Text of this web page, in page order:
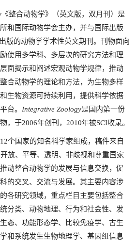
《整合动物学》（英文版，双月刊）是
和国际动物学会主办，并与国际出版
版的动物学学术性英文期刊。刊物面向
使用多学科、多层次的研究方法和理
面揭示和阐述宏观动物学规律，推动
合动物学的理论和方法，为生物多样
生物资源可持续利用，提供科学依据
台。 Integrative Zoology是国内第一份
，于2006年创刊，2010年被SCI收录。
个国家的知名科学家组成，稿件来自
放、平等、透明、非歧视和尊重国家
动整合动物学的发展与信息交换，促
的交叉、交流与发展。其主要内容涉
各研究领域，重点栏目主要包括整合
分类、动物地理、行为和社会性、发
态、功能形态学、比较免疫学、古生
和系统发生生物地理学、基因组信息